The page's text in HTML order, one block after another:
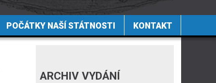
POČÁTKY NAŠÍ STÁTNOSTI KONTAKT
ARCHIV VYDÁNÍ